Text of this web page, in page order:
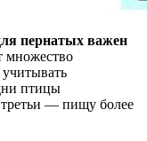
пернатых важен
множество
птицы
— пищу более